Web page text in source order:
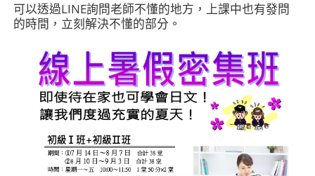
可以透過LINE詢問老師不懂的地方，上課中也有發問
的時間，立刻解決不懂的部分。